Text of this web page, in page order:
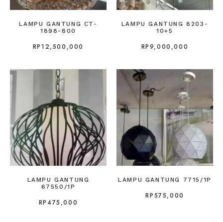
LAMPU GANTUNG CT-
1898-800
RP12,500,000
LAMPU GANTUNG 8203-
10+5
RP9,000,000
LAMPU GANTUNG
67550/1P
RP 475,000
LAMPU GANTUNG 7715/1P
RP575,000